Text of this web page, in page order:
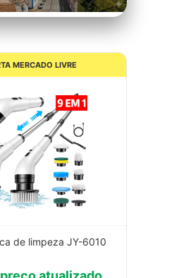
MERCADO LIVRE
de limpeza JY-6010